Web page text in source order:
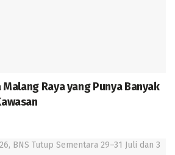
Raya yang Punya Banyak